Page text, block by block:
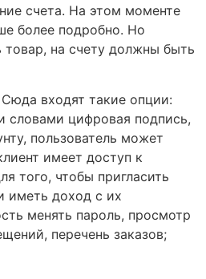
счета. На этом моменте
более подробно. Но
товар, на счету должны быть
входят такие опции:
словами цифровая подпись,
пользователь может
имеет доступ к
того, чтобы пригласить
иметь доход с их
менять пароль, просмотр
перечень заказов;